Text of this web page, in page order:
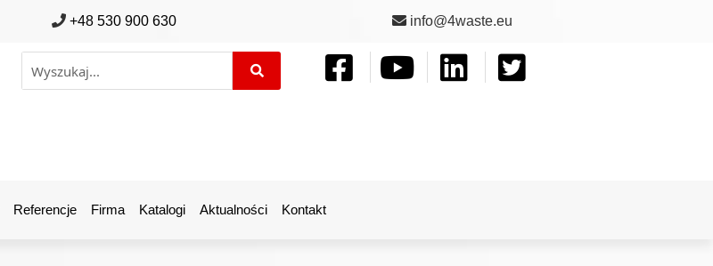
+48 530 900 630 info@4waste.eu
Referencje Firma Katalogi Aktualności Kontakt